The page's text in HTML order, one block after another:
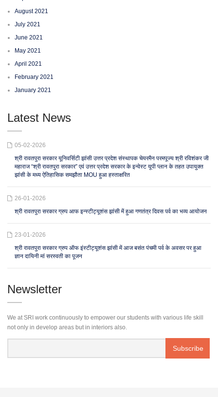
August 2021
July 2021
June 2021
May 2021
April 2021
February 2021
January 2021
Latest News
05-02-2026
श्री रावतपुरा सरकार यूनिवर्सिटी झांसी उत्तर प्रदेश संस्थापक चेयरमैन परमपूज्य श्री रविशंकर जी
महाराज “श्री रावतपुरा सरकार” एवं उत्तर प्रदेश सरकार के इन्वेस्ट यूपी प्लान के तहत उपायुक्त
झांसी के मध्य ऐतिहासिक समझौता MOU हुआ हस्ताक्षरित
26-01-2026
श्री रावतपुरा सरकार ग्रुप आफ इन्स्टीट्यूशंस झांसी में हुआ गणतंत्र दिवस पर्व का भव्य आयोजन
23-01-2026
श्री रावतपुरा सरकार ग्रुप ऑफ इंस्टीट्यूशंस झांसी में आज बसंत पंचमी पर्व के अवसर पर हुआ
ज्ञान दायिनी मां सरस्वती का पूजन
Newsletter
We at SRI work continuously to empower our students with various life skill
not only in develop areas but in interiors also.